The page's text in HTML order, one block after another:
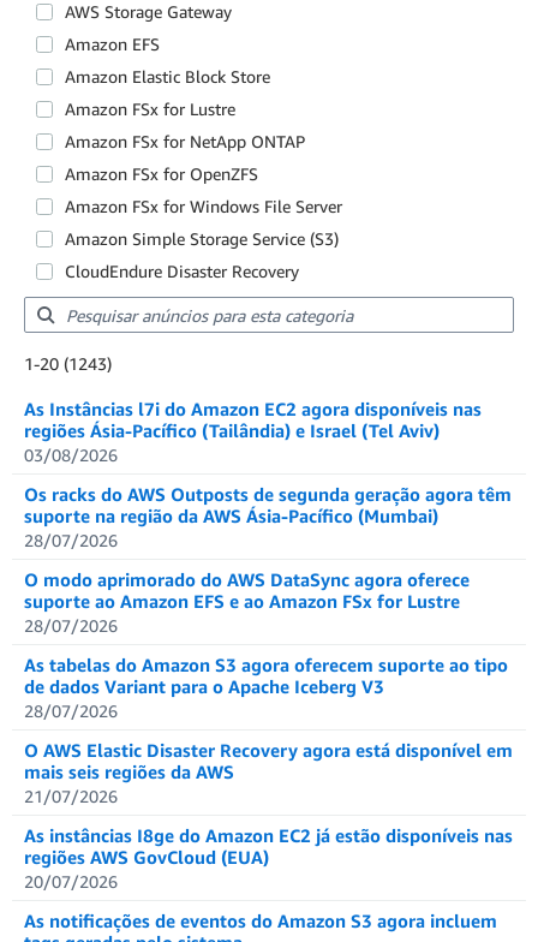
AWS Storage Gateway
Amazon EFS
Amazon Elastic Block Store
Amazon FSx for Lustre
Amazon FSx for NetApp ONTAP
Amazon FSx for OpenZFS
Amazon FSx for Windows File Server
Amazon Simple Storage Service (S3)
CloudEndure Disaster Recovery
1-20 (1243)
Showing results: 1-20
As Instâncias l7i do Amazon EC2 agora disponíveis nas
regiões Ásia-Pacífico (Tailândia) e Israel (Tel Aviv)
03/08/2026
Os racks do AWS Outposts de segunda geração agora têm
suporte na região da AWS Ásia-Pacífico (Mumbai)
28/07/2026
O modo aprimorado do AWS DataSync agora oferece
suporte ao Amazon EFS e ao Amazon FSx for Lustre
28/07/2026
As tabelas do Amazon S3 agora oferecem suporte ao tipo
de dados Variant para o Apache Iceberg V3
28/07/2026
O AWS Elastic Disaster Recovery agora está disponível em
mais seis regiões da AWS
21/07/2026
As instâncias I8ge do Amazon EC2 já estão disponíveis nas
regiões AWS GovCloud (EUA)
20/07/2026
As notificações de eventos do Amazon S3 agora incluem